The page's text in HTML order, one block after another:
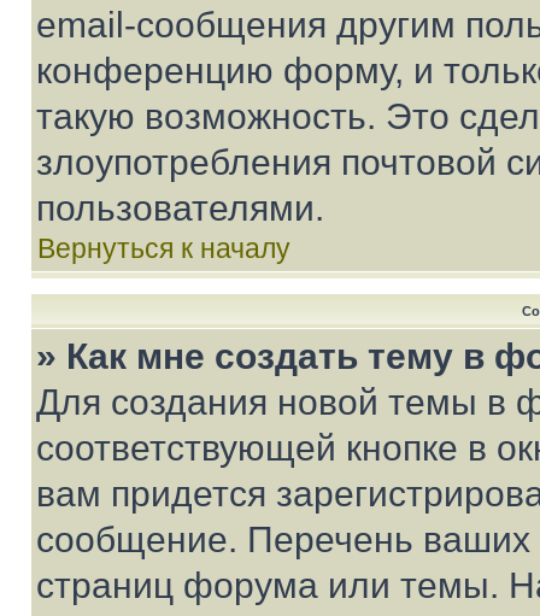
email-сообщения другим
конференцию форму, и
такую возможность. Это
злоупотребления почтовой
пользователями.
Вернуться к началу
» Как мне создать тему в
Для создания новой темы в
соответствующей кнопке в
вам придется
сообщение. Перечень ваших
страниц форума или темы.